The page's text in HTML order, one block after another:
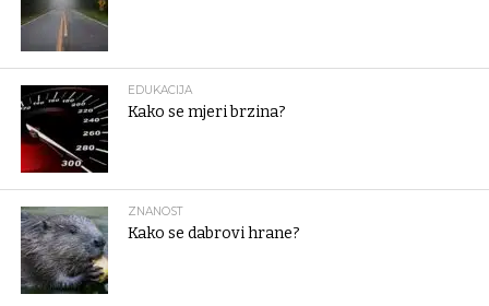
EDUKACIJA
Kako se mjeri brzina?
ZNANOST
Kako se dabrovi hrane?